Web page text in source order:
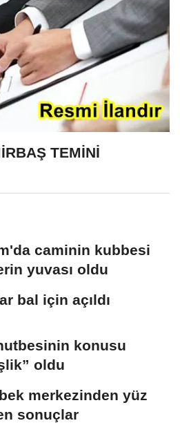
TEMİNİ
caminin kubbesi
yuvası oldu
bal için açıldı
konusu
oldu
merkezinden yüz
sonuçlar